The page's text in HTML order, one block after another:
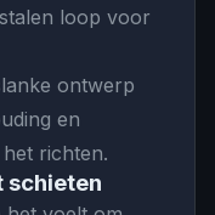
loop voor
ontwerp
en
het richten.
schieten